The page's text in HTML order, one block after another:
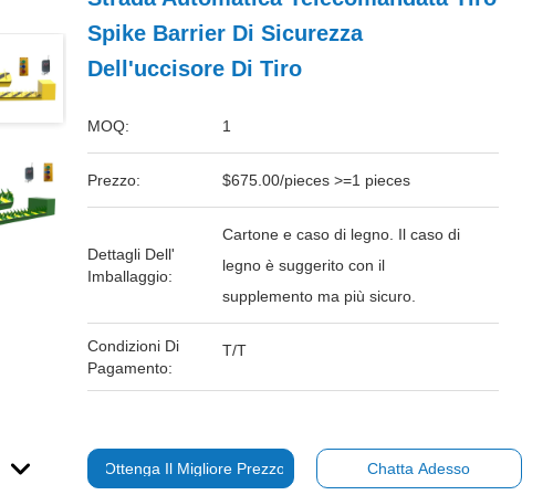
Spike Barrier Di Sicurezza
Dell'uccisore Di Tiro
MOQ: 1
Prezzo: $675.00/pieces >=1 pieces
Dettagli Dell'
Imballaggio:
Cartone e caso di legno. Il caso di
legno è suggerito con il
supplemento ma più sicuro.
Condizioni Di
Pagamento:
T/T
Ottenga Il Migliore Prezzo Chatta Adesso